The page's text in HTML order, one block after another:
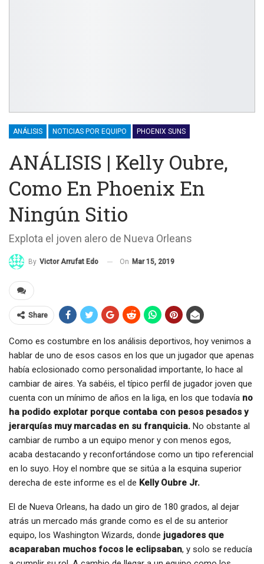
ANÁLISIS NOTICIAS POR EQUIPO PHOENIX SUNS
ANÁLISIS | Kelly Oubre,
Como En Phoenix En
Ningún Sitio
Explota el joven alero de Nueva Orleans
By Victor Arrufat Edo On Mar 15, 2019
Share
Como es costumbre en los análisis deportivos, hoy venimos a
hablar de uno de esos casos en los que un jugador que apenas
había eclosionado como personalidad importante, lo hace al
cambiar de aires. Ya sabéis, el típico perfil de jugador joven que
cuenta con un mínimo de años en la liga, en los que todavía no
ha podido explotar porque contaba con pesos pesados y
jerarquías muy marcadas en su franquicia. No obstante al
cambiar de rumbo a un equipo menor y con menos egos,
acaba destacando y reconfortándose como un tipo referencial
en lo suyo. Hoy el nombre que se sitúa a la esquina superior
derecha de este informe es el de Kelly Oubre Jr.
El de Nueva Orleans, ha dado un giro de 180 grados, al dejar
atrás un mercado más grande como es el de su anterior
equipo, los Washington Wizards, donde jugadores que
acaparaban muchos focos le eclipsaban, y solo se reducía